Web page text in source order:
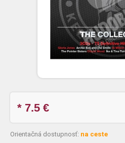
* 7.5 €
Orientačná dostupnosť: na ceste